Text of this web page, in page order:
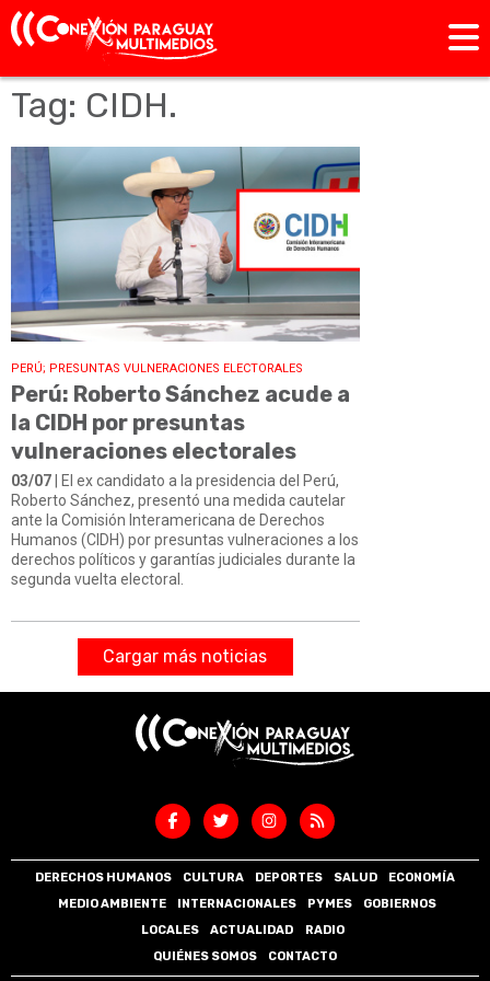
Tag: CIDH.
PERÚ; PRESUNTAS VULNERACIONES ELECTORALES
Perú: Roberto Sánchez acude a
la CIDH por presuntas
vulneraciones electorales
03/07 | El ex candidato a la presidencia del Perú,
Roberto Sánchez, presentó una medida cautelar
ante la Comisión Interamericana de Derechos
Humanos (CIDH) por presuntas vulneraciones a los
derechos políticos y garantías judiciales durante la
segunda vuelta electoral.
Cargar más noticias
DERECHOS HUMANOS CULTURA DEPORTES SALUD
ECONOMÍA
MEDIO AMBIENTE
INTERNACIONALES PYMES
GOBIERNOS
LOCALES
ACTUALIDAD
RADIO
QUIÉNES SOMOS
CONTACTO